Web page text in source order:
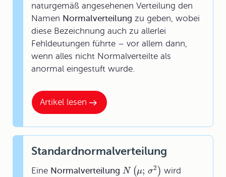
Artikel lesen
naturgemäß angesehenen Verteilung den
Namen Normalverteilung zu geben, wobei
diese Bezeichnung auch zu allerlei
Fehldeutungen führte – vor allem dann,
wenn alles nicht Normalverteilte als
anormal eingestuft wurde.
Standardnormalverteilung
Eine Normalverteilung N (μ; σ2 ) wird